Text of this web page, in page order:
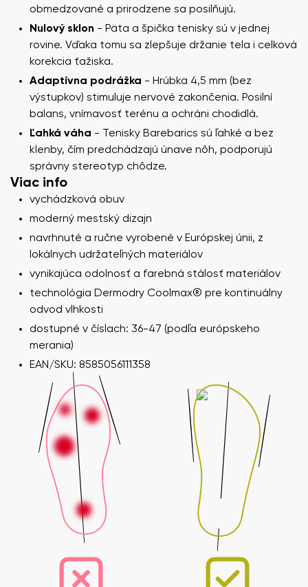
Zmeniť región
Vyberte krajinu dodania
Vyberte jazyk
obmedzované a prirodzene sa posilňujú.
Nulový sklon - Päta a špička tenisky sú v jednej
rovine. Vďaka tomu sa zlepšuje držanie tela i celková
korekcia ťažiska.
Adaptívna podrážka - Hrúbka 4,5 mm (bez
výstupkov) stimuluje nervové zakončenia. Posilní
balans, vnímavosť terénu a ochráni chodidlá.
Ľahká váha - Tenisky Barebarics sú ľahké a bez
klenby, čím predchádzajú únave nôh, podporujú
správny stereotyp chôdze.
Viac info
vychádzková obuv
moderný mestský dizajn
navrhnuté a ručne vyrobené v Európskej únii, z
lokálnych udržateľných materiálov
vynikajúca odolnosť a farebná stálosť materiálov
technológia Dermodry Coolmax® pre kontinuálny
odvod vlhkosti
dostupné v číslach: 36-47 (podľa európskeho
merania)
EAN/SKU: 8585056111358
Vaše meno a priezvisko
Váš e-mail
Vaše meno Variant
Číslo objednávky
Textové hodnotenie